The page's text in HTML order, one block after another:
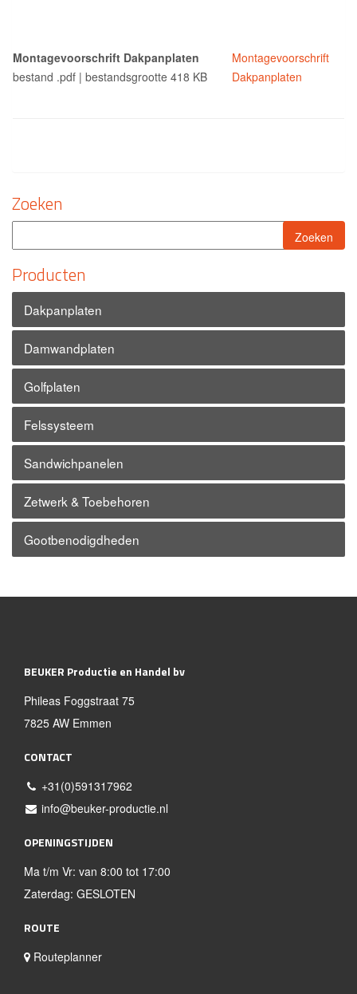
Montagevoorschrift Dakpanplaten
bestand .pdf | bestandsgrootte 418 KB
Montagevoorschrift
Dakpanplaten
Zoeken
Producten
Dakpanplaten
Damwandplaten
Golfplaten
Felssysteem
Sandwichpanelen
Zetwerk & Toebehoren
Gootbenodigdheden
BEUKER Productie en Handel bv
Phileas Foggstraat 75
7825 AW Emmen
CONTACT
+31(0)591317962
info@beuker-productie.nl
OPENINGSTIJDEN
Ma t/m Vr: van 8:00 tot 17:00
Zaterdag: GESLOTEN
ROUTE
Routeplanner